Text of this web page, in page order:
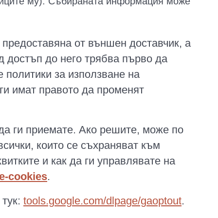
от външен доставчик, а
достъп до него трябва първо да
политики за използване на
имат правото да променят
ги приемате. Ако решите, може по
които се съхраняват към
и как да ги управлявате на
cookies.
tools.google.com/dlpage/gaoptout.